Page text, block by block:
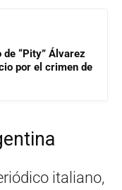
de “Pity” Álvarez
por el crimen de
italiano,